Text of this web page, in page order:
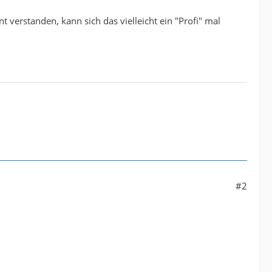
verstanden, kann sich das vielleicht ein "Profi" mal
#2